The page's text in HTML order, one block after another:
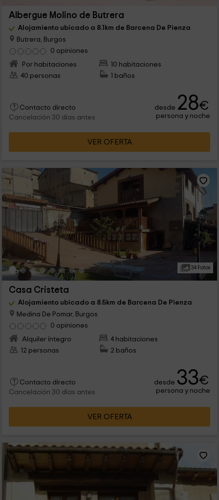
Albergue Molino de Butrera
Alojamiento ubicado a 8.1km de Barcena De Pienza
Butrera, Burgos
0 opiniones
Por habitaciones
10 habitaciones
40 personas
1 baños
Contacto directo
Cancelación 30 días antes
desde 28€
persona y noche
VER OFERTA
34 Fotos
Casa Cristeta
Alojamiento ubicado a 8.5km de Barcena De Pienza
Medina De Pomar, Burgos
0 opiniones
Alquiler íntegro
4 habitaciones
12 personas
2 baños
Contacto directo
Cancelación 30 días antes
desde 33€
persona y noche
VER OFERTA